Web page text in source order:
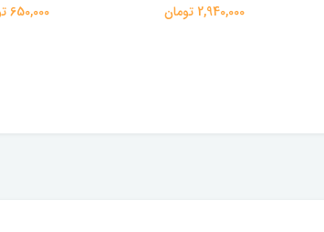
2,940,000 تومان 650,000 تومان